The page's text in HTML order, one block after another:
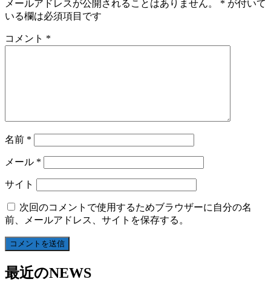
メールアドレスが公開されることはありません。 * が付いて
いる欄は必須項目です
コメント *
名前 *
メール *
サイト
次回のコメントで使用するためブラウザーに自分の名
前、メールアドレス、サイトを保存する。
最近のNEWS